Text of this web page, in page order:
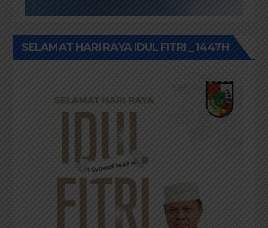
SELAMAT HARI RAYA IDUL FITRI _ 1447H